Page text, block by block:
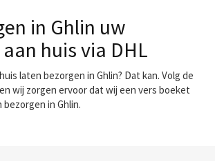
in Ghlin uw
huis via DHL
laten bezorgen in Ghlin? Dat kan. Volg de
wij zorgen ervoor dat wij een vers boeket
in Ghlin.